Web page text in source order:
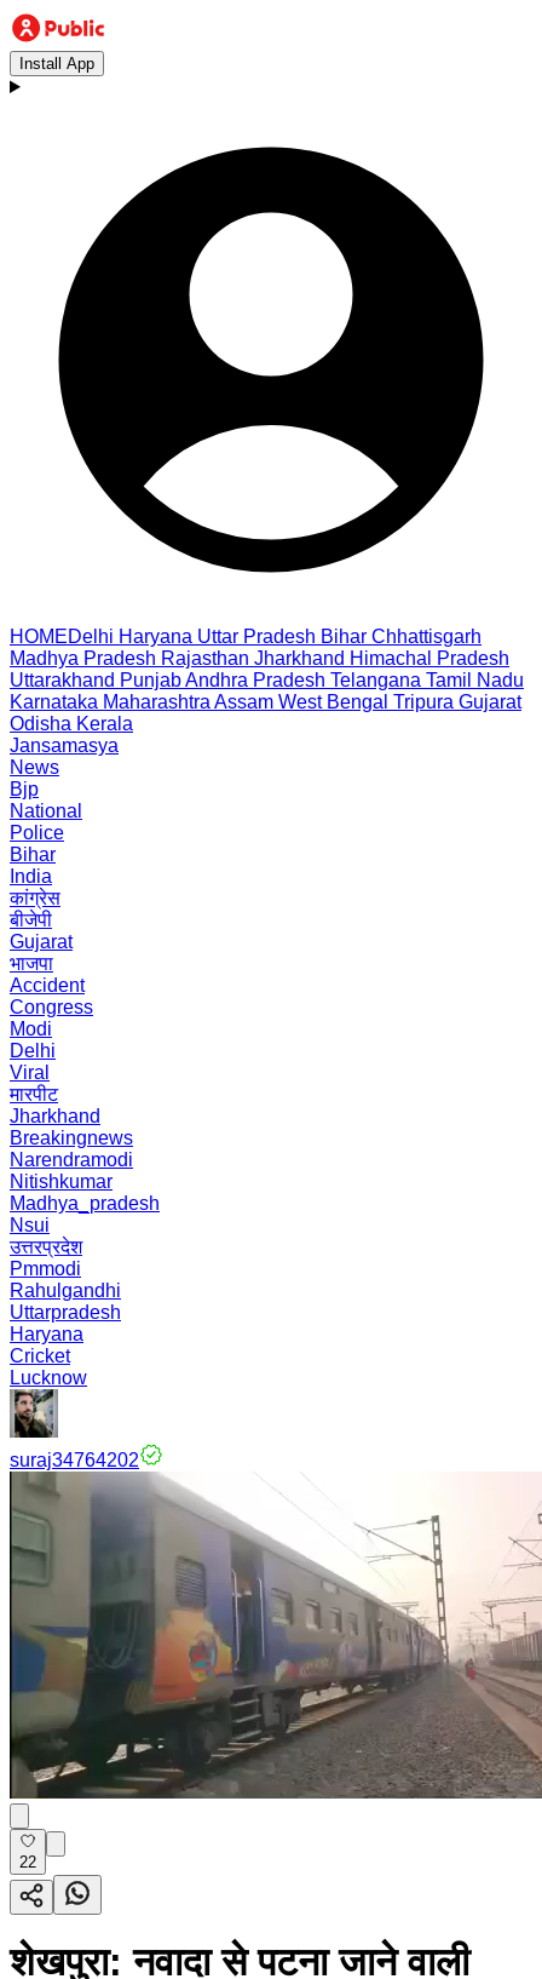
Install App
HOMEDelhi Haryana Uttar Pradesh Bihar Chhattisgarh
Madhya Pradesh Rajasthan Jharkhand Himachal Pradesh
Uttarakhand PunjabAndhra Pradesh Telangana Tamil Nadu
Karnataka Maharashtra Assam West Bengal Tripura Gujarat
Odisha Kerala
Jansamasya
News
Bjp
National
Police
Bihar
India
कांग्रेस
बीजेपी
Gujarat
भाजपा
Accident
Congress
Modi
Delhi
Viral
मारपीट
Jharkhand
Breakingnews
Narendramodi
Nitishkumar
Madhya_pradesh
Nsui
उत्तरप्रदेश
Pmmodi
Rahulgandhi
Uttarpradesh
Haryana
Cricket
Lucknow
suraj34764202
22
शेखपुरा: नवादा से पटना जाने वाली